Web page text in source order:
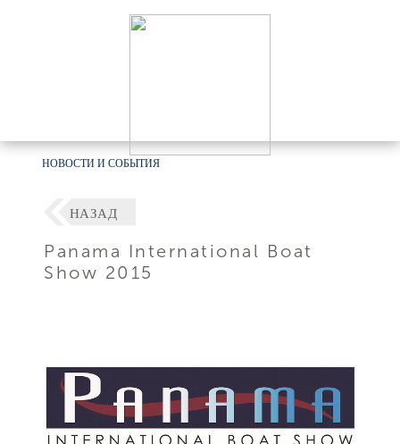
НОВОСТИ И СОБЫТИЯ
НАЗАД
Panama International Boat
Show 2015